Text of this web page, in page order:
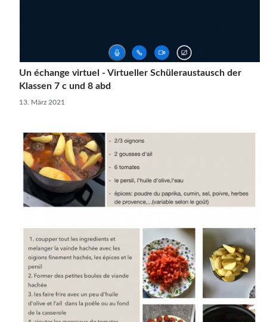
Un échange virtuel - Virtueller Schüleraustausch der
Klassen 7 c und 8 abd
13. März 2021